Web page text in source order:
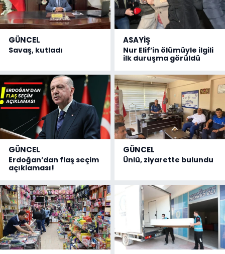
GÜNCEL
Savaş, kutladı
ASAYİŞ
Nur Elif’in ölümüyle ilgili
ilk duruşma görüldü
GÜNCEL
Erdoğan’dan flaş seçim
açıklaması!
GÜNCEL
Ünlü, ziyarette bulundu